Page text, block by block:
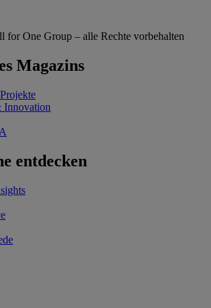
for One Group – alle Rechte vorbehalten
Magazins
Innovation
entdecken